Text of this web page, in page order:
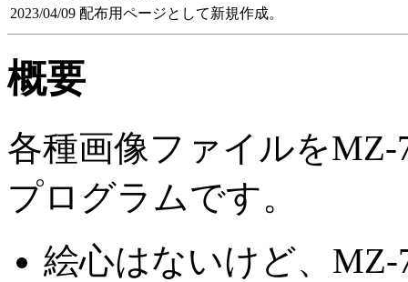
2023/04/09 配布用ページとして新規作成。
概要
各種画像ファイルを
プログラムです。
絵心はないけど、